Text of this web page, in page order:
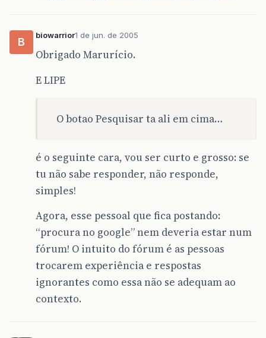
B
biowarrior1 de jun. de 2005
Obrigado Marurício.
E LIPE
O botao Pesquisar ta ali em cima…
é o seguinte cara, vou ser curto e grosso: se
tu não sabe responder, não responde,
simples!
Agora, esse pessoal que fica postando:
“procura no google” nem deveria estar num
fórum! O intuito do fórum é as pessoas
trocarem experiência e respostas
ignorantes como essa não se adequam ao
contexto.